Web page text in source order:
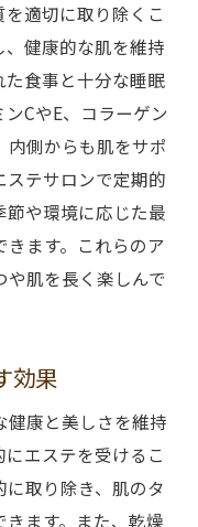
適切に取り除くこ
、健康的な肌を維持
た食事と十分な睡眠
CやE、コラーゲン
内側からも肌をサポ
ステサロンで定期的
節や環境に応じた最
ます。これらのア
や肌を長く楽しんで
効果
健康と美しさを維持
エステを受けるこ
取り除き、肌のタ
ます。また、乾燥